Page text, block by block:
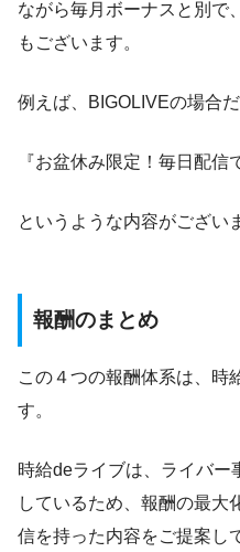
ながら毎月ボーナスと別で
もございます。
例えば、BIGOLIVEの場合だ
『お盆休み限定！毎日配信
というような内容がござい
報酬のまとめ
この４つの報酬体系は、時
す。
時給deライブは、ライバー
しているため、報酬の最大
信を持った内容をご提案し